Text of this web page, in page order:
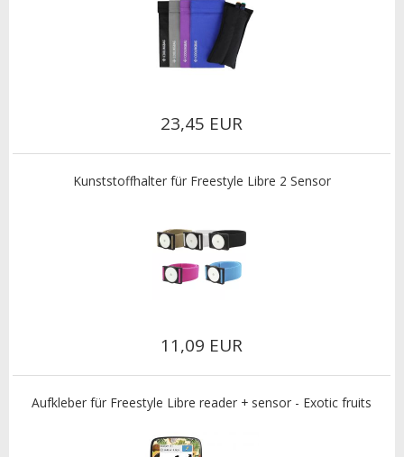
23,45 EUR
Kunststoffhalter für Freestyle Libre 2 Sensor
11,09 EUR
Aufkleber für Freestyle Libre reader + sensor - Exotic fruits